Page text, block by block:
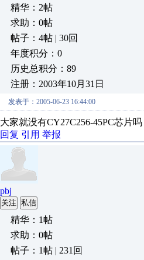
精华：2帖
求助：0帖
帖子：4帖 | 30回
年度积分：0
历史总积分：89
注册：2003年10月31日
发表于：2005-06-23 16:44:00
大家就没有CY27C256-45PC芯片
回复 引用 举报
pbj
关注 私信
精华：1帖
求助：0帖
帖子：1帖 | 231回